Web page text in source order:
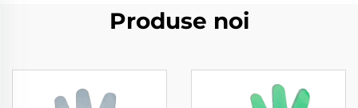
Produse noi